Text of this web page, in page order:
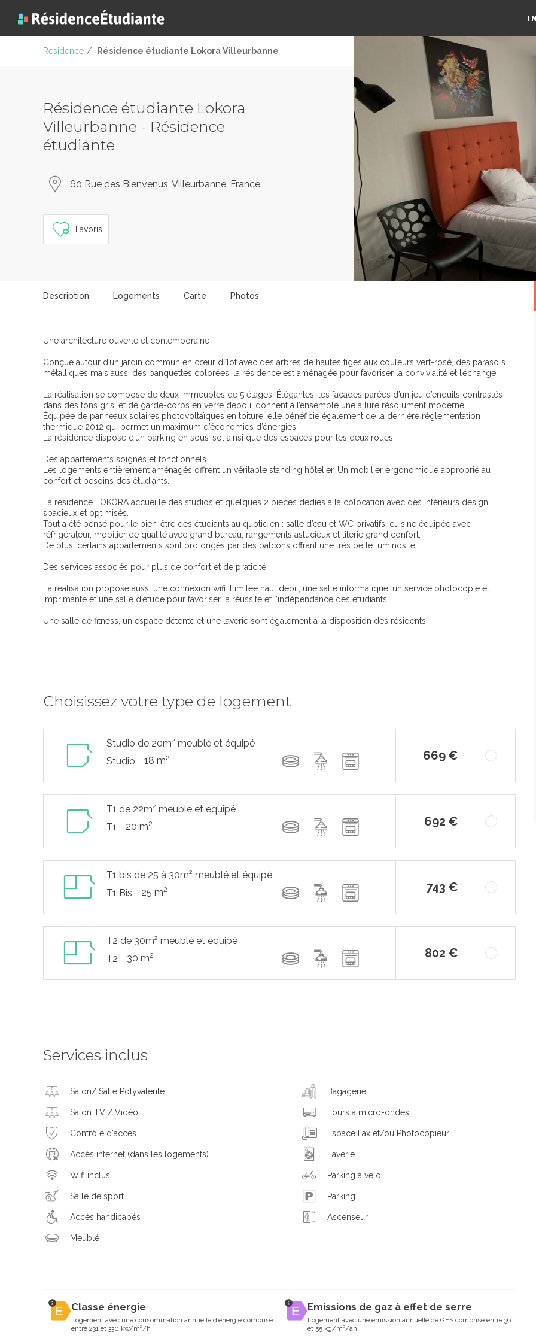
Residence / Résidence étudiante Lokora Villeurbanne
Résidence étudiante Lokora
Villeurbanne - Résidence
étudiante
60 Rue des Bienvenus, Villeurbanne, France
Favoris
Description Logements Carte Photos
Une architecture ouverte et contemporaine
Conçue autour d’un jardin commun en cœur d’îlot avec des arbres de hautes tiges aux couleurs vert-rosé, des parasols
métalliques mais aussi des banquettes colorées, la résidence est aménagée pour favoriser la convivialité et l’échange.
La réalisation se compose de deux immeubles de 5 étages. Élégantes, les façades parées d’un jeu d’enduits contrastés
dans des tons gris, et de garde-corps en verre dépoli, donnent à l’ensemble une allure résolument moderne.
Équipée de panneaux solaires photovoltaïques en toiture, elle bénéficie également de la dernière réglementation
thermique 2012 qui permet un maximum d’économies d’énergies.
La résidence dispose d’un parking en sous-sol ainsi que des espaces pour les deux roues.
Des appartements soignés et fonctionnels
Les logements entièrement aménagés offrent un véritable standing hôtelier. Un mobilier ergonomique approprié au
confort et besoins des étudiants.
La résidence LOKORA accueille des studios et quelques 2 pièces dédiés à la colocation avec des intérieurs design,
spacieux et optimisés.
Tout a été pensé pour le bien-être des étudiants au quotidien : salle d’eau et WC privatifs, cuisine équipée avec
réfrigérateur, mobilier de qualité avec grand bureau, rangements astucieux et literie grand confort.
De plus, certains appartements sont prolongés par des balcons offrant une très belle luminosité.
Des services associés pour plus de confort et de praticité.
La réalisation propose aussi une connexion wifi illimitée haut débit, une salle informatique, un service photocopie et
imprimante et une salle d’étude pour favoriser la réussite et l’indépendance des étudiants.
Une salle de fitness, un espace détente et une laverie sont également à la disposition des résidents.
Choisissez votre type de logement
Studio de 20m² meublé et équipé
Studio
18 m2 669 €
T1 de 22m² meublé et équipé
T1
20 m2 692 €
T1 bis de 25 à 30m² meublé et équipé
T1 Bis
25 m2 743 €
T2 de 30m² meublé et équipé
T2
30 m2 802 €
Services inclus
Salon/ Salle Polyvalente
Salon TV / Vidéo
Contrôle d'accès
Accès internet (dans les logements)
Wifi inclus
Salle de sport
Accès handicapés
Meublé
Bagagerie
Fours à micro-ondes
Espace Fax et/ou Photocopieur
Laverie
Parking à vélo
Parking
Ascenseur
Classe énergie
Logement avec une consommation annuelle d’énergie comprise
entre 231 et 330 kw/m²/h
Emissions de gaz à effet de serre
Logement avec une emission annuelle de GES comprise entre 36
et 55 kg/m²/an